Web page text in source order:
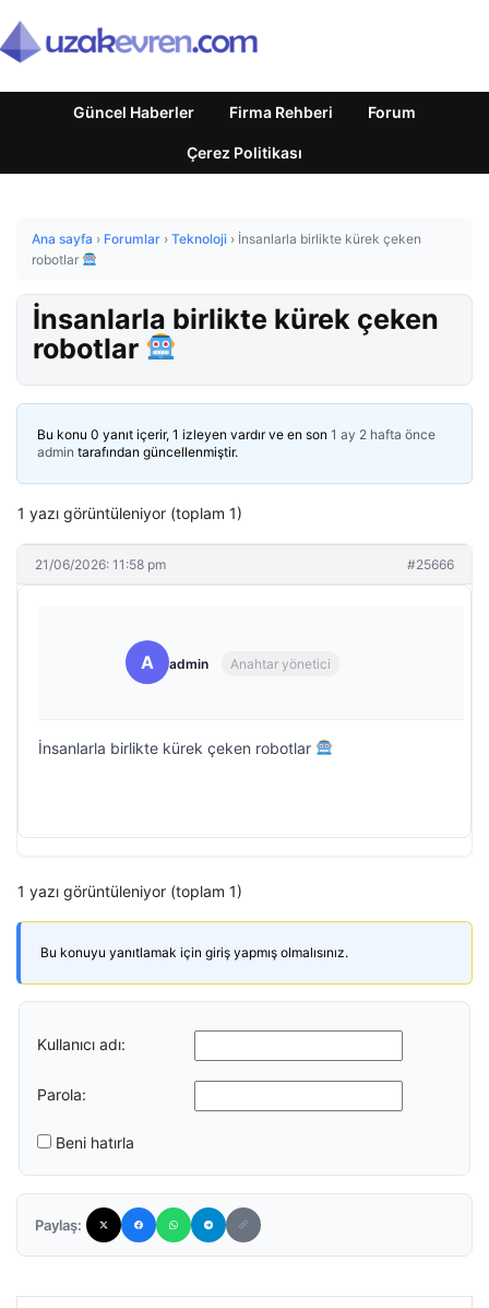
Güncel Haberler Firma Rehberi Forum
Çerez Politikası
Ana sayfa › Forumlar › Teknoloji › İnsanlarla birlikte kürek çeken
robotlar
İnsanlarla birlikte kürek çeken
robotlar
Bu konu 0 yanıt içerir, 1 izleyen vardır ve en son 1 ay 2 hafta önce
admin tarafından güncellenmiştir.
1 yazı görüntüleniyor (toplam 1)
21/06/2026: 11:58 pm #25666
A admin Anahtar yönetici
İnsanlarla birlikte kürek çeken robotlar
1 yazı görüntüleniyor (toplam 1)
Bu konuyu yanıtlamak için giriş yapmış olmalısınız.
Kullanıcı adı:
Parola:
Beni hatırla
Paylaş: